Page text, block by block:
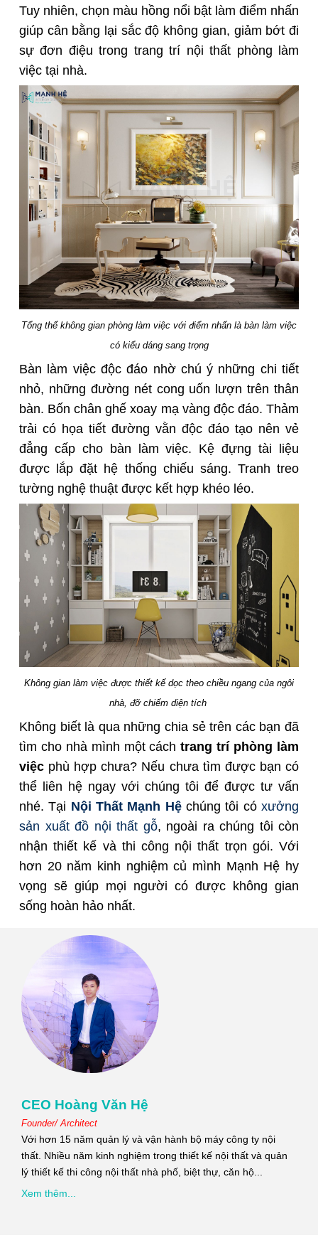
Tuy nhiên, chọn màu hồng nổi bật làm điểm nhấn
giúp cân bằng lại sắc độ không gian, giảm bớt đi
sự đơn điệu trong trang trí nội thất phòng làm
việc tại nhà.
Tổng thể không gian phòng làm việc với điểm nhấn là bàn làm việc
có kiểu dáng sang trọng
Bàn làm việc độc đáo nhờ chú ý những chi tiết
nhỏ, những đường nét cong uốn lượn trên thân
bàn. Bốn chân ghế xoay mạ vàng độc đáo. Thảm
trải có họa tiết đường vằn độc đáo tạo nên vẻ
đẳng cấp cho bàn làm việc. Kệ đựng tài liệu
được lắp đặt hệ thống chiếu sáng. Tranh treo
tường nghệ thuật được kết hợp khéo léo.
Không gian làm việc được thiết kế dọc theo chiều ngang của ngôi
nhà, đỡ chiếm diện tích
Không biết là qua những chia sẻ trên các bạn đã
tìm cho nhà mình một cáchtrang trí phòng làm
việc phù hợp chưa? Nếu chưa tìm được bạn có
thể liên hệ ngay với chúng tôi để được tư vấn
nhé. Tại Nội Thất Mạnh Hệchúng tôi cóxưởng
sản xuất đồ nội thất gỗ, ngoài ra chúng tôi còn
nhận thiết kế và thi công nội thất trọn gói. Với
hơn 20 năm kinh nghiệm củ mình Mạnh Hệ hy
vọng sẽ giúp mọi người có được không gian
sống hoàn hảo nhất.
CEO Hoàng Văn Hệ
Founder/ Architect
Với hơn 15 năm quản lý và vận hành bộ máy công ty nội
thất. Nhiều năm kinh nghiệm trong thiết kế nội thất và quản
lý thiết kế thi công nội thất nhà phố, biệt thự, căn hộ...
Xem thêm...